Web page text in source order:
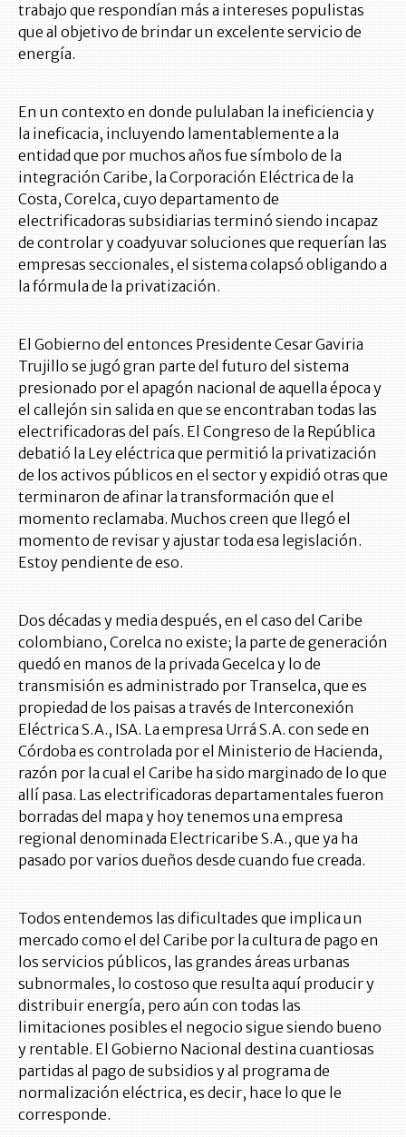
trabajo que respondían más a intereses populistas
que al objetivo de brindar un excelente servicio de
energía.
En un contexto en donde pululaban la ineficiencia y
la ineficacia, incluyendo lamentablemente a la
entidad que por muchos años fue símbolo de la
integración Caribe, la Corporación Eléctrica de la
Costa, Corelca, cuyo departamento de
electrificadoras subsidiarias terminó siendo incapaz
de controlar y coadyuvar soluciones que requerían las
empresas seccionales, el sistema colapsó obligando a
la fórmula de la privatización.
El Gobierno del entonces Presidente Cesar Gaviria
Trujillo se jugó gran parte del futuro del sistema
presionado por el apagón nacional de aquella época y
el callejón sin salida en que se encontraban todas las
electrificadoras del país. El Congreso de la República
debatió la Ley eléctrica que permitió la privatización
de los activos públicos en el sector y expidió otras que
terminaron de afinar la transformación que el
momento reclamaba. Muchos creen que llegó el
momento de revisar y ajustar toda esa legislación.
Estoy pendiente de eso.
Dos décadas y media después, en el caso del Caribe
colombiano, Corelca no existe; la parte de generación
quedó en manos de la privada Gecelca y lo de
transmisión es administrado por Transelca, que es
propiedad de los paisas a través de Interconexión
Eléctrica S.A., ISA. La empresa Urrá S.A. con sede en
Córdoba es controlada por el Ministerio de Hacienda,
razón por la cual el Caribe ha sido marginado de lo que
allí pasa. Las electrificadoras departamentales fueron
borradas del mapa y hoy tenemos una empresa
regional denominada Electricaribe S.A., que ya ha
pasado por varios dueños desde cuando fue creada.
Todos entendemos las dificultades que implica un
mercado como el del Caribe por la cultura de pago en
los servicios públicos, las grandes áreas urbanas
subnormales, lo costoso que resulta aquí producir y
distribuir energía, pero aún con todas las
limitaciones posibles el negocio sigue siendo bueno
y rentable. El Gobierno Nacional destina cuantiosas
partidas al pago de subsidios y al programa de
normalización eléctrica, es decir, hace lo que le
corresponde.